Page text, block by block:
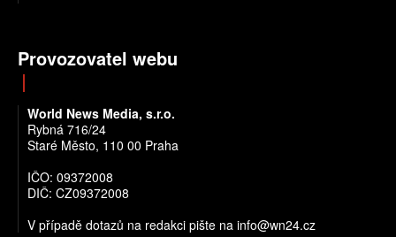
Provozovatel webu
World News Media, s.r.o.
Rybná 716/24
Staré Město, 110 00 Praha
IČO: 09372008
DIČ: CZ09372008
V případě dotazů na redakci pište na info@wn24.cz